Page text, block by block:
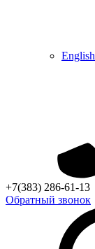
English
+7(383) 286-61-13
Обратный звонок